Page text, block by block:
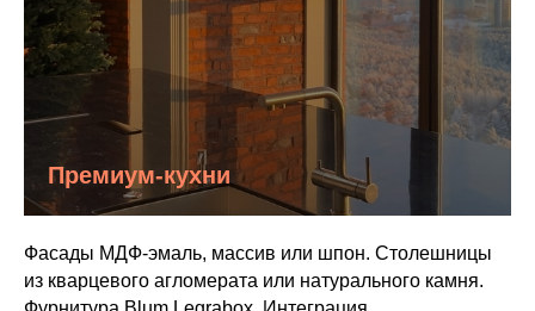
Премиум-кухни
Фасады МДФ-эмаль, массив или шпон. Столешницы
из кварцевого агломерата или натурального камня.